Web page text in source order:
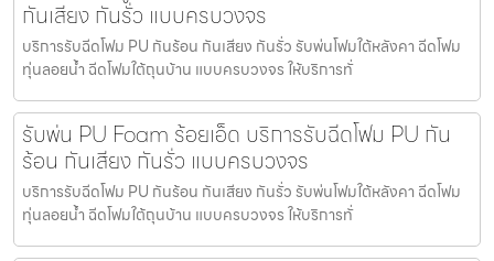
กันเสียง กันรั่ว แบบครบวงจร
บริการรับฉีดโฟม PU กันร้อน กันเสียง กันรั่ว รับพ่นโฟมใต้หลังคา ฉีดโฟม
ทุ่นลอยน้ำ ฉีดโฟมใต้ถุนบ้าน แบบครบวงจร ให้บริการทั่
รับพ่น PU Foam ร้อยเอ็ด บริการรับฉีดโฟม PU กัน
ร้อน กันเสียง กันรั่ว แบบครบวงจร
บริการรับฉีดโฟม PU กันร้อน กันเสียง กันรั่ว รับพ่นโฟมใต้หลังคา ฉีดโฟม
ทุ่นลอยน้ำ ฉีดโฟมใต้ถุนบ้าน แบบครบวงจร ให้บริการทั่